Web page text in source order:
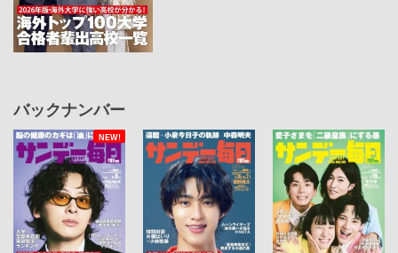
バックナンバー
NEW!